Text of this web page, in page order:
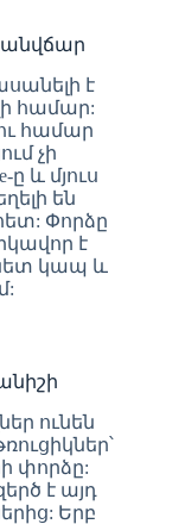
անվճար
է
համար:
համար
չի
ը և մյուս
են
հետ: Փորձը
է
կապ և
ունեն
փորձը:
է այդ
Երբ